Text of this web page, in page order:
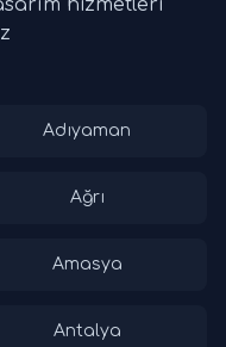
hizmetleri
Adıyaman
Ağrı
Amasya
Antalya